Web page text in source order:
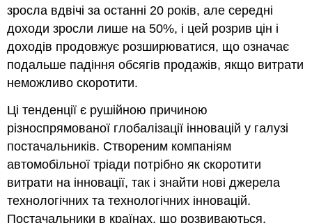
зросла вдвічі за останні 20 років, але середні
доходи зросли лише на 50%, і цей розрив цін і
доходів продовжує розширюватися, що означає
подальше падіння обсягів продажів, якщо витрати
неможливо скоротити.
Ці тенденції є рушійною причиною
різноспрямованої глобалізації інновацій у галузі
постачальників. Створеним компаніям
автомобільної тріади потрібно як скоротити
витрати на інновації, так і знайти нові джерела
технологічних та технологічних інновацій.
Постачальники в країнах, що розвиваються,